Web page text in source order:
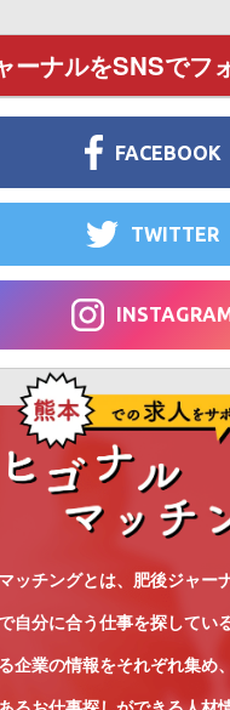
ーナルをSNSでフ
FACEBOOK
TWITTER
ッチングとは、肥後ジャー
自分に合う仕事を探してい
企業の情報をそれぞれ集め